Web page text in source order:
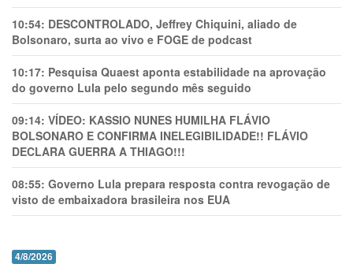
10:54: DESCONTROLADO, Jeffrey Chiquini, aliado de
Bolsonaro, surta ao vivo e FOGE de podcast
10:17: Pesquisa Quaest aponta estabilidade na aprovação
do governo Lula pelo segundo mês seguido
09:14: VÍDEO: KASSIO NUNES HUMlLHA FLÁVIO
BOLSONARO E CONFIRMA INELEGIBILIDADE!! FLÁVIO
DECLARA GUERRA A THIAGO!!!
08:55: Governo Lula prepara resposta contra revogação de
visto de embaixadora brasileira nos EUA
4/8/2026